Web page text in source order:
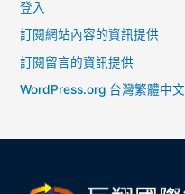
登入
訂閱網站內容的資訊提供
訂閱留言的資訊提供
WordPress.org 台灣繁體中文